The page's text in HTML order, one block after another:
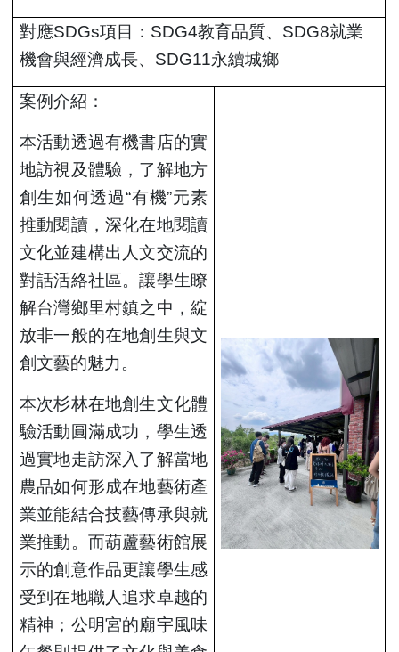
對應SDGs項目：SDG4教育品質、SDG8就業
機會與經濟成長、SDG11永續城鄉
案例介紹：
本活動透過有機書店的實
地訪視及體驗，了解地方
創生如何透過“有機”元素
推動閱讀，深化在地閱讀
文化並建構出人文交流的
對話活絡社區。讓學生瞭
解台灣鄉里村鎮之中，綻
放非一般的在地創生與文
創文藝的魅力。
本次杉林在地創生文化體
驗活動圓滿成功，學生透
過實地走訪深入了解當地
農品如何形成在地藝術產
業並能結合技藝傳承與就
業推動。而葫蘆藝術館展
示的創意作品更讓學生感
受到在地職人追求卓越的
精神；公明宮的廟宇風味